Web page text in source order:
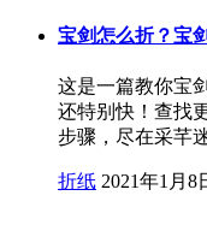
宝剑怎么折？宝
这是一篇教你宝
还特别快！查找
步骤，尽在采芊迷
折纸 2021年1月8